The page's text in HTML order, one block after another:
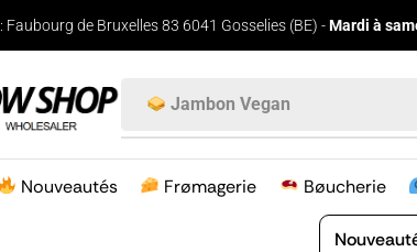
: Faubourg de Bruxelles 83 6041 Gosselies (BE) -Mardi à
Nouveautés Frømagerie Bøucherie